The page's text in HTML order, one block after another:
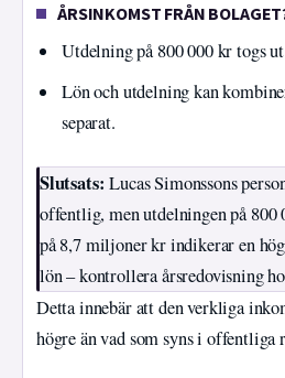
ÅRSINKOMST FRÅN
Utdelning på 800 000 kr togs
Lön och utdelning kan
separat.
Slutsats: Lucas Simonssons
offentlig, men utdelningen på 800
på 8,7 miljoner kr indikerar en
lön – kontrollera årsredovisning
Detta innebär att den verkliga
högre än vad som syns i offentliga